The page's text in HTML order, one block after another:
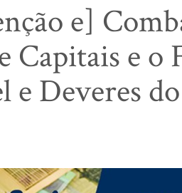
e]
Capitais e o
e Deveres